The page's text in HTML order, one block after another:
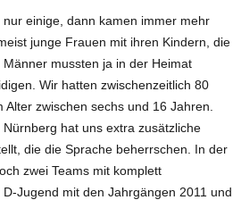
einige, dann kamen immer mehr
junge Frauen mit ihren Kindern, die
mussten ja in der Heimat
Wir hatten zwischenzeitlich 80
zwischen sechs und 16 Jahren.
hat uns extra zusätzliche
die die Sprache beherrschen. In der
zwei Teams mit komplett
Jugend mit den Jahrgängen 2011 und